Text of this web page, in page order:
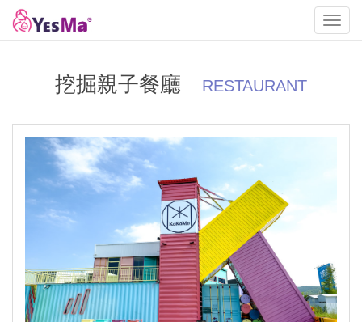
挖掘親子餐廳 RESTAURANT